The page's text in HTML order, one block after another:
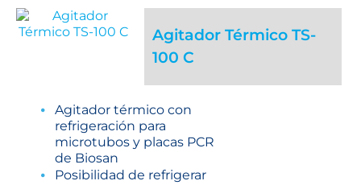
Agitador Térmico TS-
100 C
Agitador térmico con
refrigeración para
microtubos y placas PCR
de Biosan
Posibilidad de refrigerar